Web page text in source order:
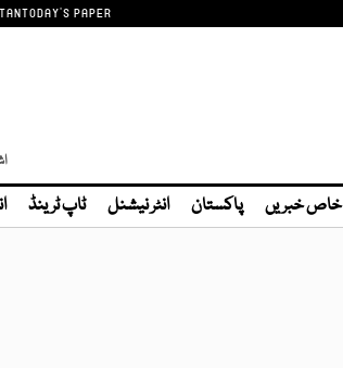
TODAY'S PAPER
خاص خبریں پاکستان انٹر نیشنل ٹاپ ٹرینڈ